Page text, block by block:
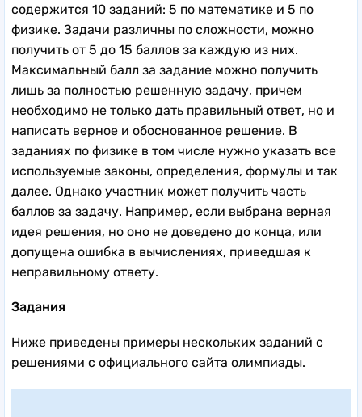
содержится 10 заданий: 5 по математике и 5 по
физике. Задачи различны по сложности, можно
получить от 5 до 15 баллов за каждую из них.
Максимальный балл за задание можно получить
лишь за полностью решенную задачу, причем
необходимо не только дать правильный ответ, но и
написать верное и обоснованное решение. В
заданиях по физике в том числе нужно указать все
используемые законы, определения, формулы и так
далее. Однако участник может получить часть
баллов за задачу. Например, если выбрана верная
идея решения, но оно не доведено до конца, или
допущена ошибка в вычислениях, приведшая к
неправильному ответу.
Задания
Ниже приведены примеры нескольких заданий с
решениями с официального сайта олимпиады.